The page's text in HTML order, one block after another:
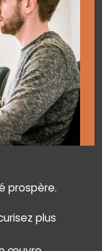
prospère.
plus